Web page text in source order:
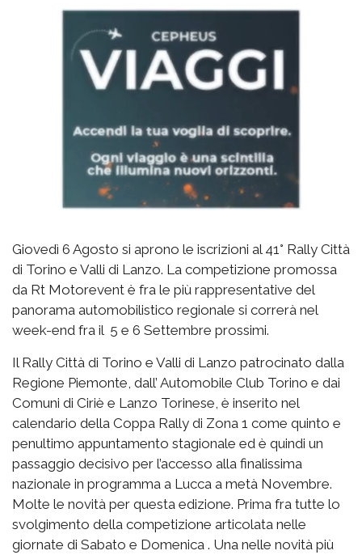
Giovedì 6 Agosto si aprono le iscrizioni al 41° Rally Città
di Torino e Valli di Lanzo. La competizione promossa
da Rt Motorevent è fra le più rappresentative del
panorama automobilistico regionale si correrà nel
week-end fra il 5 e 6 Settembre prossimi.
Il Rally Città di Torino e Valli di Lanzo patrocinato dalla
Regione Piemonte, dall’ Automobile Club Torino e dai
Comuni di Ciriè e Lanzo Torinese, è inserito nel
calendario della Coppa Rally di Zona 1 come quinto e
penultimo appuntamento stagionale ed è quindi un
passaggio decisivo per l’accesso alla finalissima
nazionale in programma a Lucca a metà Novembre.
Molte le novità per questa edizione. Prima fra tutte lo
svolgimento della competizione articolata nelle
giornate di Sabato e Domenica . Una nelle novità più